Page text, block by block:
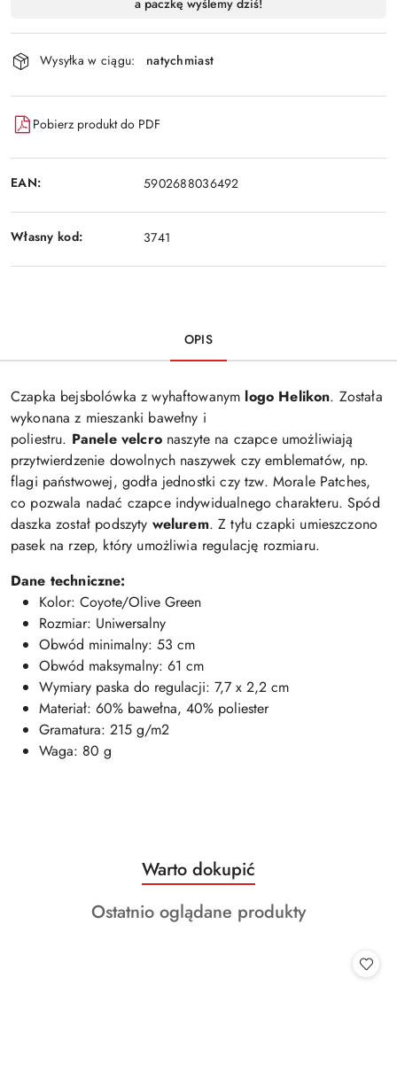
Wyślij
dostawa
Wysyłka w ciągu: natychmiast
Pobierz produkt do PDF
EAN: 5902688036492
Własny kod: 3741
OPIS
Czapka bejsbolówka z wyhaftowanym logo Helikon. Została
wykonana z mieszanki bawełny i
poliestru. Panele velcro naszyte na czapce umożliwiają
przytwierdzenie dowolnych naszywek czy emblematów, np.
flagi państwowej, godła jednostki czy tzw. Morale Patches,
co pozwala nadać czapce indywidualnego charakteru. Spód
daszka został podszyty welurem. Z tyłu czapki umieszczono
pasek na rzep, który umożliwia regulację rozmiaru.
Dane techniczne:
Kolor: Coyote/Olive Green
Rozmiar: Uniwersalny
Obwód minimalny: 53 cm
Obwód maksymalny: 61 cm
Wymiary paska do regulacji: 7,7 x 2,2 cm
Materiał: 60% bawełna, 40% poliester
Gramatura: 215 g/m2
Waga: 80 g
Pomiń karuzelę produktów
Produkty
o
statusie:
Warto dokupić
Produkty
Ostatnio oglądane produkty